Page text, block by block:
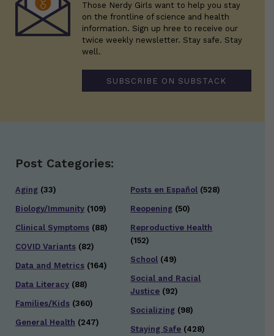
Those Nerdy Girls want to help you stay
on the frontline of science and health
information. Sign up hree to receive our
twice weekly newsletter. Stay safe. Stay
well.
SUBSCRIBE ON SUBSTACK
Post Categories:
Aging (33)
Biology/Immunity (109)
Clinical Symptoms (88)
COVID Variants (82)
Data and Metrics (164)
Data Literacy (88)
Families/Kids (360)
General Health (247)
Posts en Español (528)
Reopening (50)
Reproductive Health
(152)
School (49)
Social and Racial
Justice (92)
Socializing (98)
Staying Safe (428)